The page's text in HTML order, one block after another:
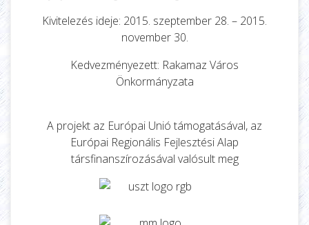
Kivitelezés ideje: 2015. szeptember 28. – 2015.
november 30.
Kedvezményezett: Rakamaz Város
Önkormányzata
A projekt az Európai Unió támogatásával, az
Európai Regionális Fejlesztési Alap
társfinanszírozásával valósult meg